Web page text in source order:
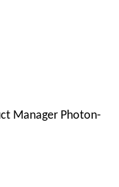
Manager Photon-